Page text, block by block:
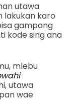
utawa
lakukan karo
gampang
kode sing ana
mlebu
utawa
wae